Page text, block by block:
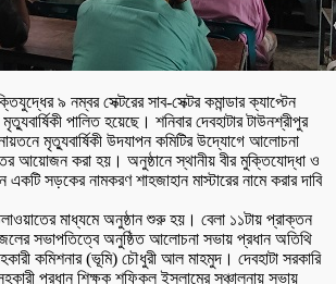
৯ নম্বর সেক্টরের সাব-সেক্টর কমান্ডার ক্যাপ্টেন
পালিত হয়েছে। শনিবার দেবহাটার টাউনশ্রীপুর
মৃত্যুবার্ষিকী উদযাপন কমিটির উদ্যোগে আলোচনা
আয়োজন করা হয়। অনুষ্ঠানে স্থানীয় বীর মুক্তিযোদ্ধা ও
একটি সড়কের নামকরণ শাহজাহান মাস্টারের নামে করার দাবি
মাধ্যমে অনুষ্ঠান শুরু হয়। বেলা ১১টায় প্রাক্তন
সভাপতিত্বে অনুষ্ঠিত আলোচনা সভায় প্রধান অতিথি
কমিশনার (ভূমি) চৌধুরী আল মাহমুদ। দেবহাটা সরকারি
প্রধান শিক্ষক শফিকুল ইসলামের সঞ্চালনায় সভায়